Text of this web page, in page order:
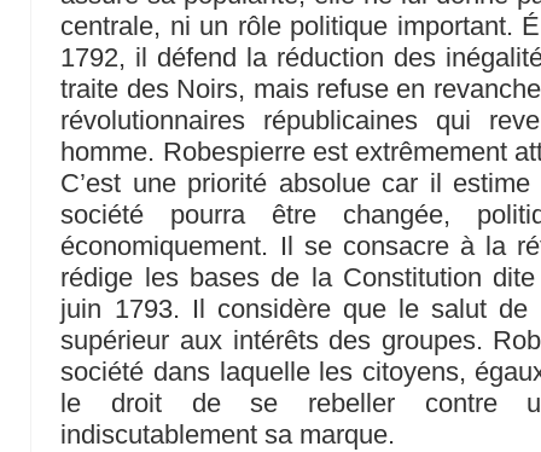
centrale, ni un rôle politique important.
1792, il défend la réduction des
traite des Noirs, mais refuse en
révolutionnaires républicaines qui
homme. Robespierre est extrêmement
C’est une priorité absolue car il
société pourra être changée,
économiquement. Il se consacre à la
rédige les bases de la Constitution
juin 1793. Il considère que le salut de
supérieur aux intérêts des groupes.
société dans laquelle les citoyens,
le droit de se rebeller contre
indiscutablement sa marque.